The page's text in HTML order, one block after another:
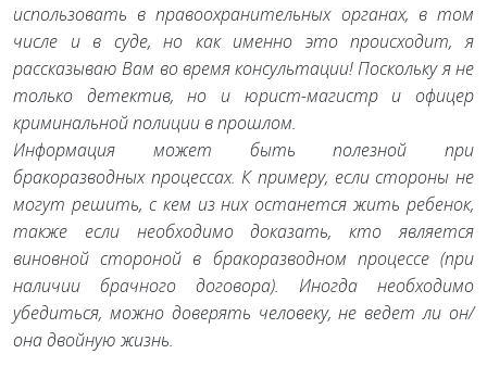
использовать в правоохранительных органах, в том
числе и в суде, но как именно это происходит, я
рассказываю Вам во время консультации! Поскольку я не
только детектив, но и юрист-магистр и офицер
криминальной полиции в прошлом.
Информация может быть полезной при
бракоразводных процессах. К примеру, если стороны не
могут решить, с кем из них останется жить ребенок,
также если необходимо доказать, кто является
виновной стороной в бракоразводном процессе (при
наличии брачного договора). Иногда необходимо
убедиться, можно доверять человеку, не ведет ли он/
она двойную жизнь.